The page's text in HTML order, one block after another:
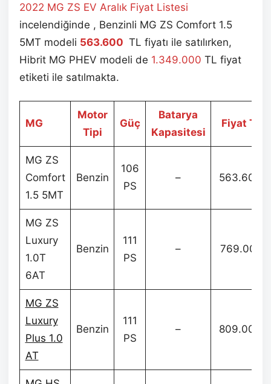
2022 MG ZS EV Aralık Fiyat Listesi
incelendiğinde , Benzinli MG ZS Comfort 1.5
5MT modeli 563.600 TL fiyatı ile satılırken,
Hibrit MG PHEV modeli de 1.349.000 TL fiyat
etiketi ile satılmakta.
MG
Motor
Tipi
Güç
Batarya
Kapasitesi
Fiyat TL
MG ZS
Comfort
1.5 5MT
Benzin
106
PS
– 563.600
MG ZS
Luxury
1.0T
6AT
Benzin
111
PS
– 769.000
MG ZS
Luxury
Plus 1.0
AT
Benzin
111
PS
– 809.000